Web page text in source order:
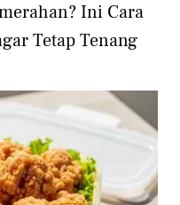
Ini Cara
Tetap Tenang